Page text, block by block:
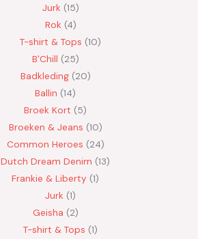
Jurk 15
Rok 4
T-shirt & Tops 10
B'Chill 25
Badkleding 20
Ballin 14
Broek Kort 5
Broeken & Jeans 10
Common Heroes 24
Dutch Dream Denim 13
Frankie & Liberty 1
Jurk 1
Geisha 2
T-shirt & Tops 1